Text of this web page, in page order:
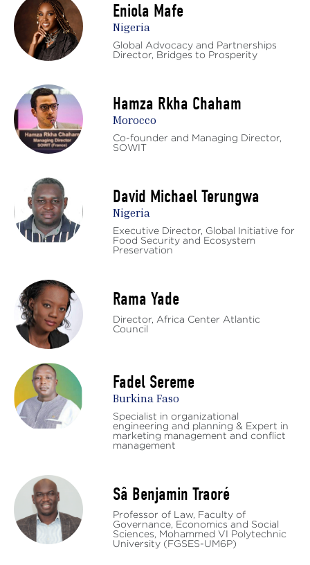
Eniola Mafe
Nigeria
Global Advocacy and Partnerships
Director, Bridges to Prosperity
Hamza Rkha Chaham
Morocco
Co-founder and Managing Director,
SOWIT
David Michael Terungwa
Nigeria
Executive Director, Global Initiative for
Food Security and Ecosystem
Preservation
Rama Yade
Director, Africa Center Atlantic
Council
Fadel Sereme
Burkina Faso
Specialist in organizational
engineering and planning & Expert in
marketing management and conflict
management
Sâ Benjamin Traoré
Professor of Law, Faculty of
Governance, Economics and Social
Sciences, Mohammed VI Polytechnic
University (FGSES-UM6P)